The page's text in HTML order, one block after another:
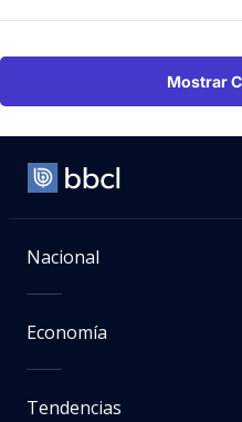
Mostrar
Nacional
Economía
Tendencias